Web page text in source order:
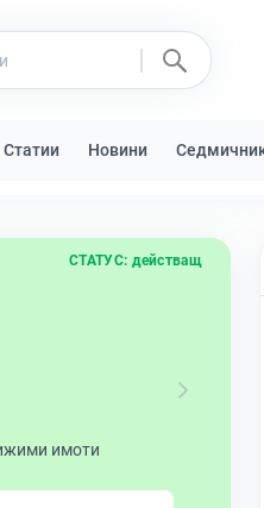
Статии Новини
СТАТУС: действащ
имоти